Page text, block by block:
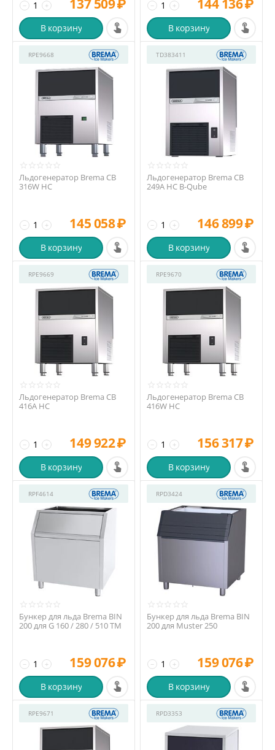
+
− 137 509₽
В корзину
+
− 144 136₽
В корзину
RPE9668
Льдогенератор Brema CB
316W HC
+
− 145 058₽
В корзину
TD383411
Льдогенератор Brema CB
249A HC B-Qube
+
− 146 899₽
В корзину
RPE9669
Льдогенератор Brema CB
416A HC
+
− 149 922₽
В корзину
RPE9670
Льдогенератор Brema CB
416W HC
+
− 156 317₽
В корзину
RPF4614
Бункер для льда Brema BIN
200 для G 160 / 280 / 510 TM
+
− 159 076₽
В корзину
RPD3424
Бункер для льда Brema BIN
200 для Muster 250
+
− 159 076₽
В корзину
RPE9671 RPD3353